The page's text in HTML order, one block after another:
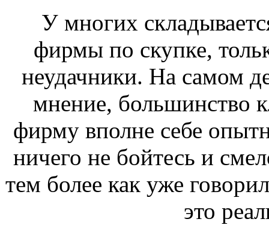
У многих
фирмы по скупке,
неудачники. На самом
мнение, большинство
фирму вполне себе
ничего не бойтесь и
тем более как уже
это